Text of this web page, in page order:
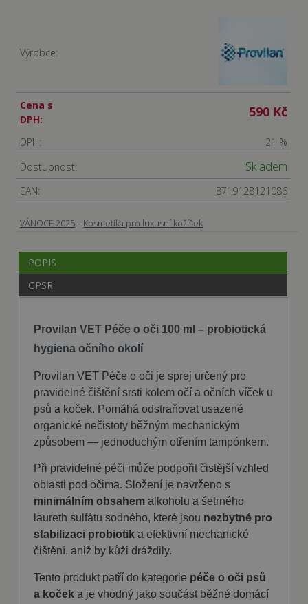
Výrobce:
Cena s
DPH:
590 Kč
DPH: 21 %
Dostupnost: Skladem
EAN: 8719128121086
VÁNOCE 2025 - Kosmetika pro luxusní kožíšek
POPIS
GPSR
Provilan VET Péče o oči 100 ml – probiotická
hygiena očního okolí
Provilan VET Péče o oči je sprej určený pro
pravidelné čištění srsti kolem očí a očních víček u
psů a koček. Pomáhá odstraňovat usazené
organické nečistoty běžným mechanickým
způsobem — jednoduchým otřením tampónkem.
Při pravidelné péči může podpořit čistější vzhled
oblasti pod očima. Složení je navrženo s
minimálním obsahem alkoholu a šetrného
laureth sulfátu sodného, které jsou nezbytné pro
stabilizaci probiotik a efektivní mechanické
čištění, aniž by kůži dráždily.
Tento produkt patří do kategorie péče o oči psů
a koček a je vhodný jako součást běžné domácí